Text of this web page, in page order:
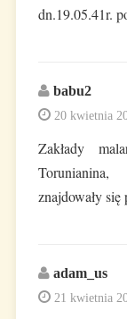
dn.19.05.41r.
babu2
20 kwietnia
Zakłady
Torunianina,
znajdowały
adam_us
21 kwietnia